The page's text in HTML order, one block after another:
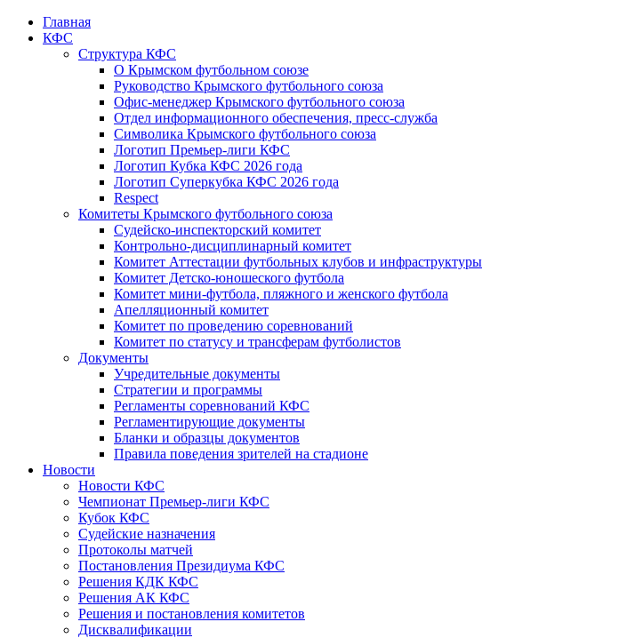
Главная
КФС
Структура КФС
О Крымском футбольном союзе
Руководство Крымского футбольного союза
Офис-менеджер Крымского футбольного союза
Отдел информационного обеспечения, пресс-служба
Символика Крымского футбольного союза
Логотип Премьер-лиги КФС
Логотип Кубка КФС 2026 года
Логотип Суперкубка КФС 2026 года
Respect
Комитеты Крымского футбольного союза
Судейско-инспекторский комитет
Контрольно-дисциплинарный комитет
Комитет Аттестации футбольных клубов и инфраструктуры
Комитет Детско-юношеского футбола
Комитет мини-футбола, пляжного и женского футбола
Апелляционный комитет
Комитет по проведению соревнований
Комитет по статусу и трансферам футболистов
Документы
Учредительные документы
Стратегии и программы
Регламенты соревнований КФС
Регламентирующие документы
Бланки и образцы документов
Правила поведения зрителей на стадионе
Новости
Новости КФС
Чемпионат Премьер-лиги КФС
Кубок КФС
Судейские назначения
Протоколы матчей
Постановления Президиума КФС
Решения КДК КФС
Решения АК КФС
Решения и постановления комитетов
Дисквалификации